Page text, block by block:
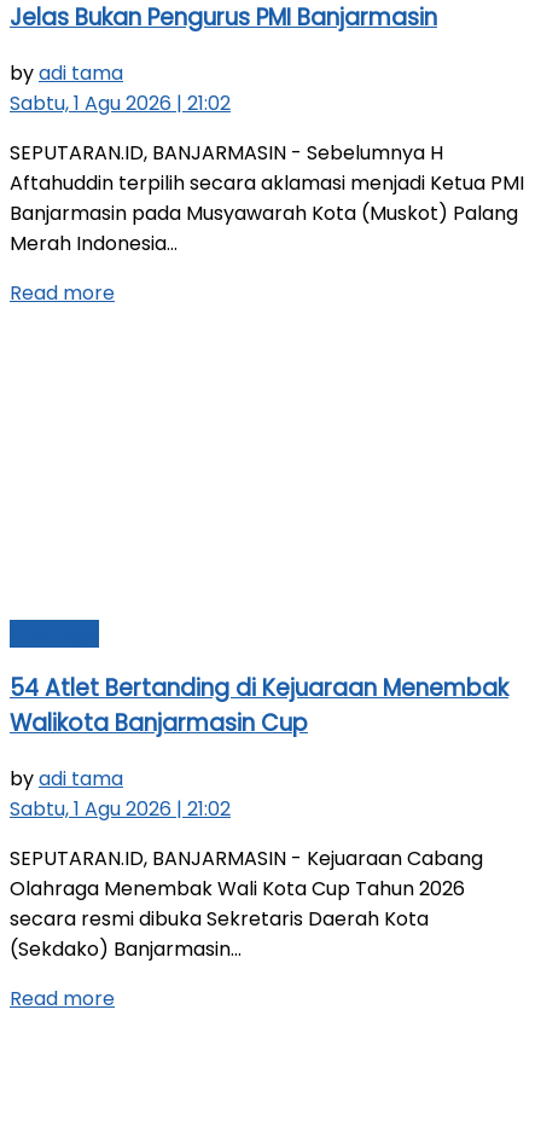
Jelas Bukan Pengurus PMI Banjarmasin
byadi tama
Sabtu, 1 Agu 2026 | 21:02
SEPUTARAN.ID, BANJARMASIN - Sebelumnya H
Aftahuddin terpilih secara aklamasi menjadi Ketua PMI
Banjarmasin pada Musyawarah Kota (Muskot) Palang
Merah Indonesia...
Read more
54 Atlet Bertanding di Kejuaraan Menembak
Walikota Banjarmasin Cup
byadi tama
Sabtu, 1 Agu 2026 | 21:02
SEPUTARAN.ID, BANJARMASIN - Kejuaraan Cabang
Olahraga Menembak Wali Kota Cup Tahun 2026
secara resmi dibuka Sekretaris Daerah Kota
(Sekdako) Banjarmasin...
Read more